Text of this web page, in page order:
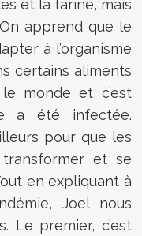
et la farine, mais
apprend que le
à l’organisme
certains aliments
monde et c’est
a été infectée.
pour que les
et se
en expliquant à
Joel nous
Le premier, c’est